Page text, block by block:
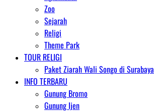
Zoo
Sejarah
Religi
Theme Park
TOUR RELIGI
Paket Ziarah Wali Songo di Surabaya
INFO TERBARU
Gunung Bromo
Gunung Ijen